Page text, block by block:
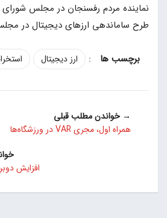
نماینده مردم رفسنجان در مجلس شورای
طرح ساماندهی ارزهای دیجیتال در
: ارز دیجیتال
→ خواندن مطلب قبلی
همراه اول، مجری VAR در ورزشگاه‌ها
افزایش